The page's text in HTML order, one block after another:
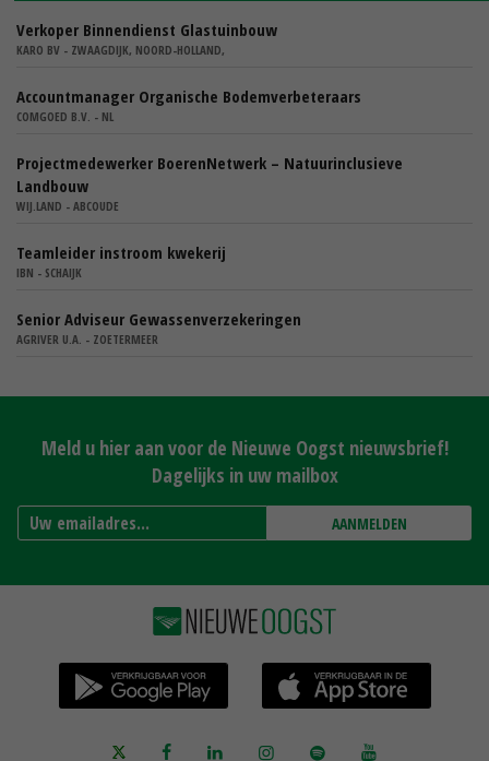
Verkoper Binnendienst Glastuinbouw
KARO BV - ZWAAGDIJK, NOORD-HOLLAND,
Accountmanager Organische Bodemverbeteraars
COMGOED B.V. - NL
Projectmedewerker BoerenNetwerk – Natuurinclusieve
Landbouw
WIJ.LAND - ABCOUDE
Teamleider instroom kwekerij
IBN - SCHAIJK
Senior Adviseur Gewassenverzekeringen
AGRIVER U.A. - ZOETERMEER
Meld u hier aan voor de Nieuwe Oogst nieuwsbrief!
Dagelijks in uw mailbox
AANMELDEN